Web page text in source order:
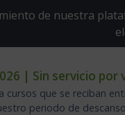
de nuestra
| Sin servicio por
cursos que se reciban
periodo de